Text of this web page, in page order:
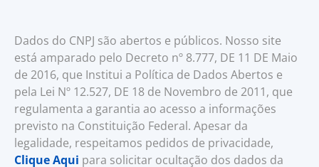
Dados do CNPJ são abertos e públicos. Nosso site
está amparado pelo Decreto nº 8.777, DE 11 DE Maio
de 2016, que Institui a Política de Dados Abertos e
pela Lei Nº 12.527, DE 18 de Novembro de 2011, que
regulamenta a garantia ao acesso a informações
previsto na Constituição Federal. Apesar da
legalidade, respeitamos pedidos de privacidade,
Clique Aqui para solicitar ocultação dos dados da